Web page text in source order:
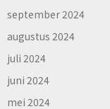
september 2024
augustus 2024
juli 2024
juni 2024
mei 2024